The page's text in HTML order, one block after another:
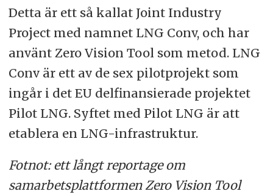
Detta är ett så kallat Joint Industry
Project med namnet LNG Conv, och har
använt Zero Vision Tool som metod. LNG
Conv är ett av de sex pilotprojekt som
ingår i det EU delfinansierade projektet
Pilot LNG. Syftet med Pilot LNG är att
etablera en LNG-infrastruktur.
Fotnot: ett långt reportage om
samarbetsplattformen Zero Vision Tool